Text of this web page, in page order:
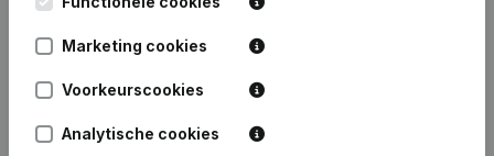
Marketing cookies
Voorkeurscookies
Analytische cookies